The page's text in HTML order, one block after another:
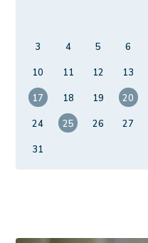
3
4 5 6
10
11 12 13
17
18 19 20
24
25 26 27
31